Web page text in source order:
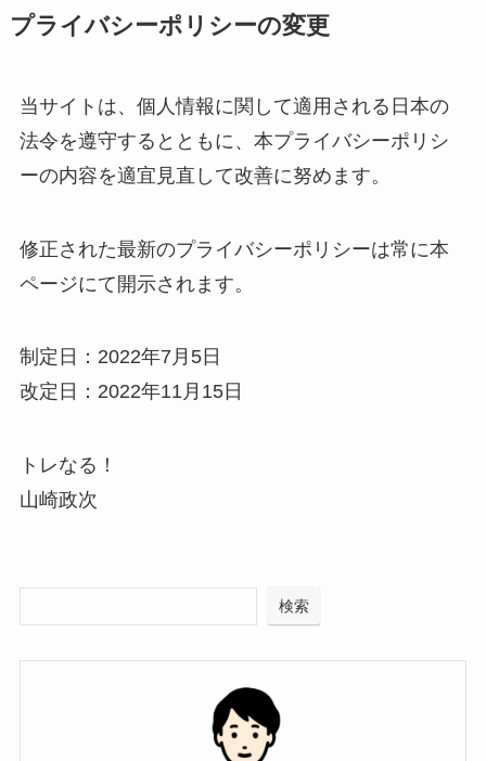
プライバシーポリシーの変更
当サイトは、個人情報に関して適用される日本の
法令を遵守するとともに、本プライバシーポリシ
ーの内容を適宜見直して改善に努めます。
修正された最新のプライバシーポリシーは常に本
ページにて開示されます。
制定日：2022年7月5日
改定日：2022年11月15日
トレなる！
山崎政次
検索